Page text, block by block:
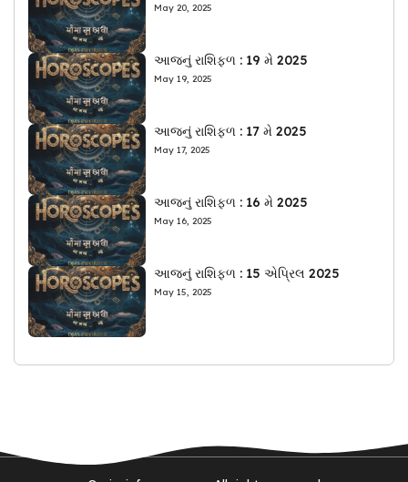
May 20, 2025
આજનું રાશિફળ : 19 મે 2025
May 19, 2025
આજનું રાશિફળ : 17 મે 2025
May 17, 2025
આજનું રાશિફળ : 16 મે 2025
May 16, 2025
આજનું રાશિફળ : 15 એપ્રિલ 2025
May 15, 2025